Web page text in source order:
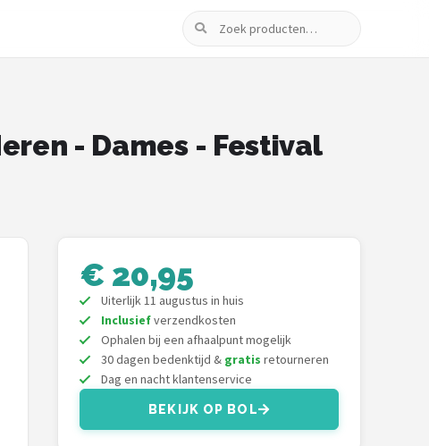
Zoeken
- Dames - Festival
€ 20,95
Uiterlijk 11 augustus in huis
Inclusiefverzendkosten
Ophalen bij een afhaalpunt mogelijk
30 dagen bedenktijd & gratis retourneren
Dag en nacht klantenservice
BEKIJK OP BOL